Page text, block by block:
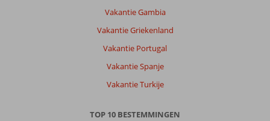
Vakantie Gambia
Vakantie Griekenland
Vakantie Portugal
Vakantie Spanje
Vakantie Turkije
TOP 10 BESTEMMINGEN